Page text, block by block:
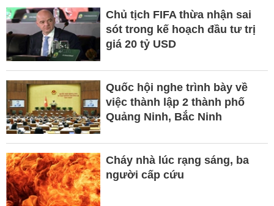
Chủ tịch FIFA thừa nhận sai
sót trong kế hoạch đầu tư trị
giá 20 tỷ USD
Quốc hội nghe trình bày về
việc thành lập 2 thành phố
Quảng Ninh, Bắc Ninh
Cháy nhà lúc rạng sáng, ba
người cấp cứu